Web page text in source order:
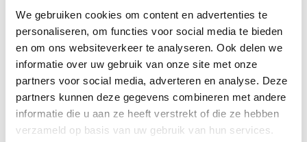
We gebruiken cookies om content en advertenties te
personaliseren, om functies voor social media te bieden
en om ons websiteverkeer te analyseren. Ook delen we
informatie over uw gebruik van onze site met onze
partners voor social media, adverteren en analyse. Deze
partners kunnen deze gegevens combineren met andere
informatie die u aan ze heeft verstrekt of die ze hebben
verzameld op basis van uw gebruik van hun services.
Telefoon:
Onderwerp:*
Bericht:*